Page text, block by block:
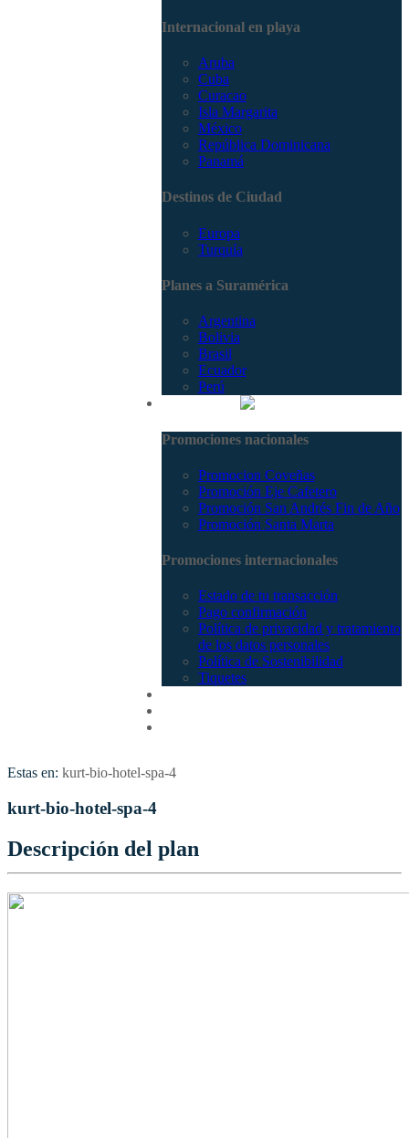
Internacional en playa
Aruba
Cuba
Curacao
Isla Margarita
México
República Dominicana
Panamá
Destinos de Ciudad
Europa
Turquía
Planes a Suramérica
Argentina
Bolivia
Brasil
Ecuador
Perú
Promociones nacionales
Promocion Coveñas
Promoción Eje Cafetero
Promoción San Andrés Fin de Año
Promoción Santa Marta
Promociones internacionales
Estado de tu transacción
Pago confirmación
Política de privacidad y tratamiento
de los datos personales
Política de Sostenibilidad
Tiquetes
Estas en: kurt-bio-hotel-spa-4
kurt-bio-hotel-spa-4
Descripción del plan